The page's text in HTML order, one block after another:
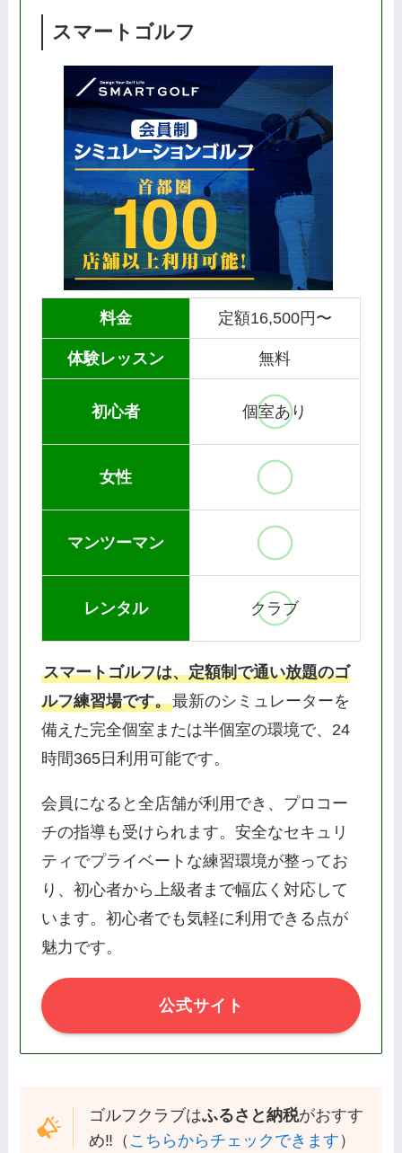
スマートゴルフ
料金 定額16,500円〜
体験レッスン 無料
初心者 個室あり
女性
マンツーマン
レンタル クラブ
スマートゴルフは、定額制で通い放題のゴ
ルフ練習場です。最新のシミュレーターを
備えた完全個室または半個室の環境で、24
時間365日利用可能です。
会員になると全店舗が利用でき、プロコー
チの指導も受けられます。安全なセキュリ
ティでプライベートな練習環境が整ってお
り、初心者から上級者まで幅広く対応して
います。初心者でも気軽に利用できる点が
魅力です。
公式サイト
ゴルフクラブはふるさと納税がおすす
め‼️（ こちらからチェックできます ）